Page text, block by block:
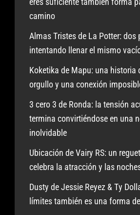
camino
Almas Tristes de La Potter: dos
intentando llenar el mismo
Koketika de Mapu: una historia
orgullo y una conexión
3 cero 3 de Ronda: la tensión
termina convirtiéndose en una
inolvidable
Ubicación de Vairy RS: un
celebra la atracción y las
Dusty de Jessie Reyez & Ty
límites también es una forma